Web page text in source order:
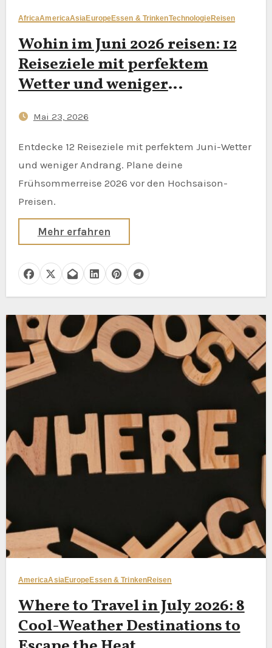
AfricaAmericaAsiaEuropeEssen & TrinkenTechnologieReisen
Wohin im Juni 2026 reisen: 12
Reiseziele mit perfektem
Wetter und weniger
Mai 23, 2026
Entdecke 12 Reiseziele mit perfektem Juni-Wetter
und weniger Andrang. Plane deine
Frühsommerreise 2026 vor den Hochsaison-
Preisen.
Mehr erfahren
AmericaAsiaEuropeEssen & TrinkenReisen
Where to Travel in July 2026: 8
Cool-Weather Destinations to